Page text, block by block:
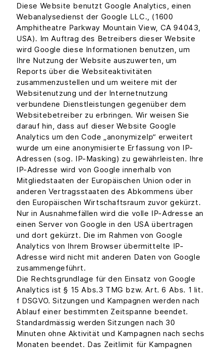
Diese Website benutzt Google Analytics, einen
Webanalysedienst der Google LLC., (1600
Amphitheatre Parkway Mountain View, CA 94043,
USA). Im Auftrag des Betreibers dieser Website
wird Google diese Informationen benutzen, um
Ihre Nutzung der Website auszuwerten, um
Reports über die Websiteaktivitäten
zusammenzustellen und um weitere mit der
Websitenutzung und der Internetnutzung
verbundene Dienstleistungen gegenüber dem
Websitebetreiber zu erbringen. Wir weisen Sie
darauf hin, dass auf dieser Website Google
Analytics um den Code „anonymizeIp“ erweitert
wurde um eine anonymisierte Erfassung von IP-
Adressen (sog. IP-Masking) zu gewährleisten. Ihre
IP-Adresse wird von Google innerhalb von
Mitgliedstaaten der Europäischen Union oder in
anderen Vertragsstaaten des Abkommens über
den Europäischen Wirtschaftsraum zuvor gekürzt.
Nur in Ausnahmefällen wird die volle IP-Adresse an
einen Server von Google in den USA übertragen
und dort gekürzt. Die im Rahmen von Google
Analytics von Ihrem Browser übermittelte IP-
Adresse wird nicht mit anderen Daten von Google
zusammengeführt.
Die Rechtsgrundlage für den Einsatz von Google
Analytics ist § 15 Abs.3 TMG bzw. Art. 6 Abs. 1 lit.
f DSGVO. Sitzungen und Kampagnen werden nach
Ablauf einer bestimmten Zeitspanne beendet.
Standardmässig werden Sitzungen nach 30
Minuten ohne Aktivität und Kampagnen nach sechs
Monaten beendet. Das Zeitlimit für Kampagnen